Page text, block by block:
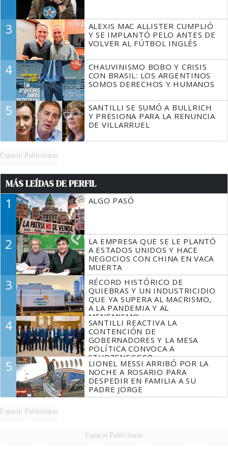
3
ALEXIS MAC ALLISTER CUMPLIÓ
Y SE IMPLANTÓ PELO ANTES DE
VOLVER AL FÚTBOL INGLÉS
4
CHAUVINISMO BOBO Y CRISIS
CON BRASIL: LOS ARGENTINOS
SOMOS DERECHOS Y HUMANOS
5
SANTILLI SE SUMÓ A BULLRICH
Y PRESIONA PARA LA RENUNCIA
DE VILLARRUEL
Espacio Publicitario
MÁS LEÍDAS DE PERFIL
1 ALGO PASÓ
2
LA EMPRESA QUE SE LE PLANTÓ
A ESTADOS UNIDOS Y HACE
NEGOCIOS CON CHINA EN VACA
MUERTA
3
RÉCORD HISTÓRICO DE
QUIEBRAS Y UN INDUSTRICIDIO
QUE YA SUPERA AL MACRISMO,
A LA PANDEMIA Y AL
MENEMISMO
4
SANTILLI REACTIVA LA
CONTENCIÓN DE
GOBERNADORES Y LA MESA
POLÍTICA CONVOCA A
STURZENEGGER
5
LIONEL MESSI ARRIBÓ POR LA
NOCHE A ROSARIO PARA
DESPEDIR EN FAMILIA A SU
PADRE JORGE
Espacio Publicitario
Espacio Publicitario